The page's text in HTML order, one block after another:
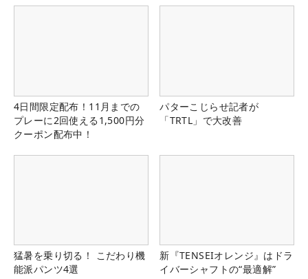
4日間限定配布！11月までの
プレーに2回使える1,500円分
クーポン配布中！
パターこじらせ記者が
「TRTL」で大改善
猛暑を乗り切る！ こだわり機
能派パンツ4選
新『TENSEIオレンジ』はドラ
イバーシャフトの“最適解”